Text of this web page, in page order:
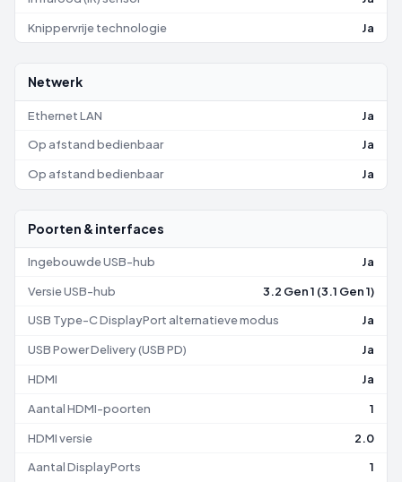
Knippervrije technologie Ja
Netwerk
Ethernet LAN Ja
Op afstand bedienbaar Ja
Op afstand bedienbaar Ja
Poorten & interfaces
Ingebouwde USB-hub Ja
Versie USB-hub 3.2 Gen 1 (3.1 Gen 1)
USB Type-C DisplayPort alternatieve modus Ja
USB Power Delivery (USB PD) Ja
HDMI Ja
Aantal HDMI-poorten 1
HDMI versie 2.0
Aantal DisplayPorts 1